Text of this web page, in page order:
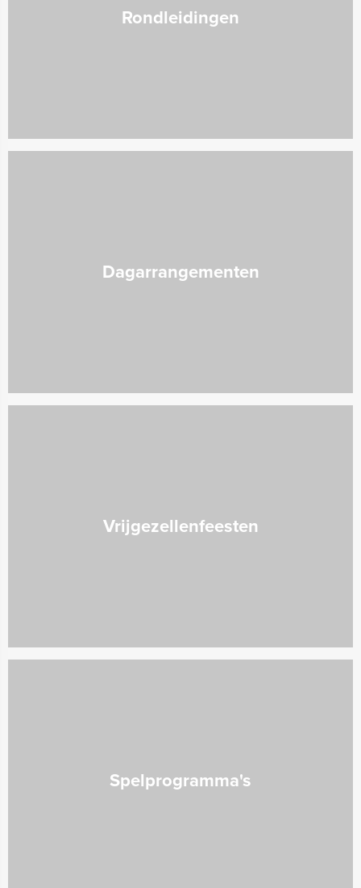
Rondleidingen
Dagarrangementen
Vrijgezellenfeesten
Spelprogramma's